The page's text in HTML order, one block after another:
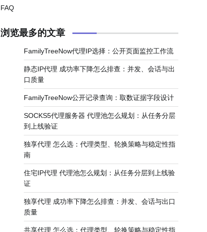
FAQ
浏览最多的文章
FamilyTreeNow代理IP选择：公开页面监控工作流
静态IP代理 成功率下降怎么排查：并发、会话与出
口质量
FamilyTreeNow公开记录查询：取数证据字段设计
SOCKS5代理服务器 代理池怎么规划：从任务分层
到上线验证
独享代理 怎么选：代理类型、轮换策略与稳定性指
南
住宅IP代理 代理池怎么规划：从任务分层到上线验
证
独享代理 成功率下降怎么排查：并发、会话与出口
质量
共享代理 怎么选：代理类型、轮换策略与稳定性指